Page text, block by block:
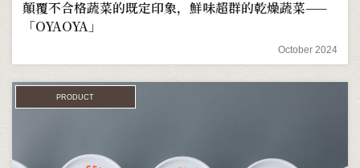
顛覆不合格蔬菜的既定印象，鮮味超群的乾燥蔬菜——
「OYAOYA」
October 2024
PRODUCT